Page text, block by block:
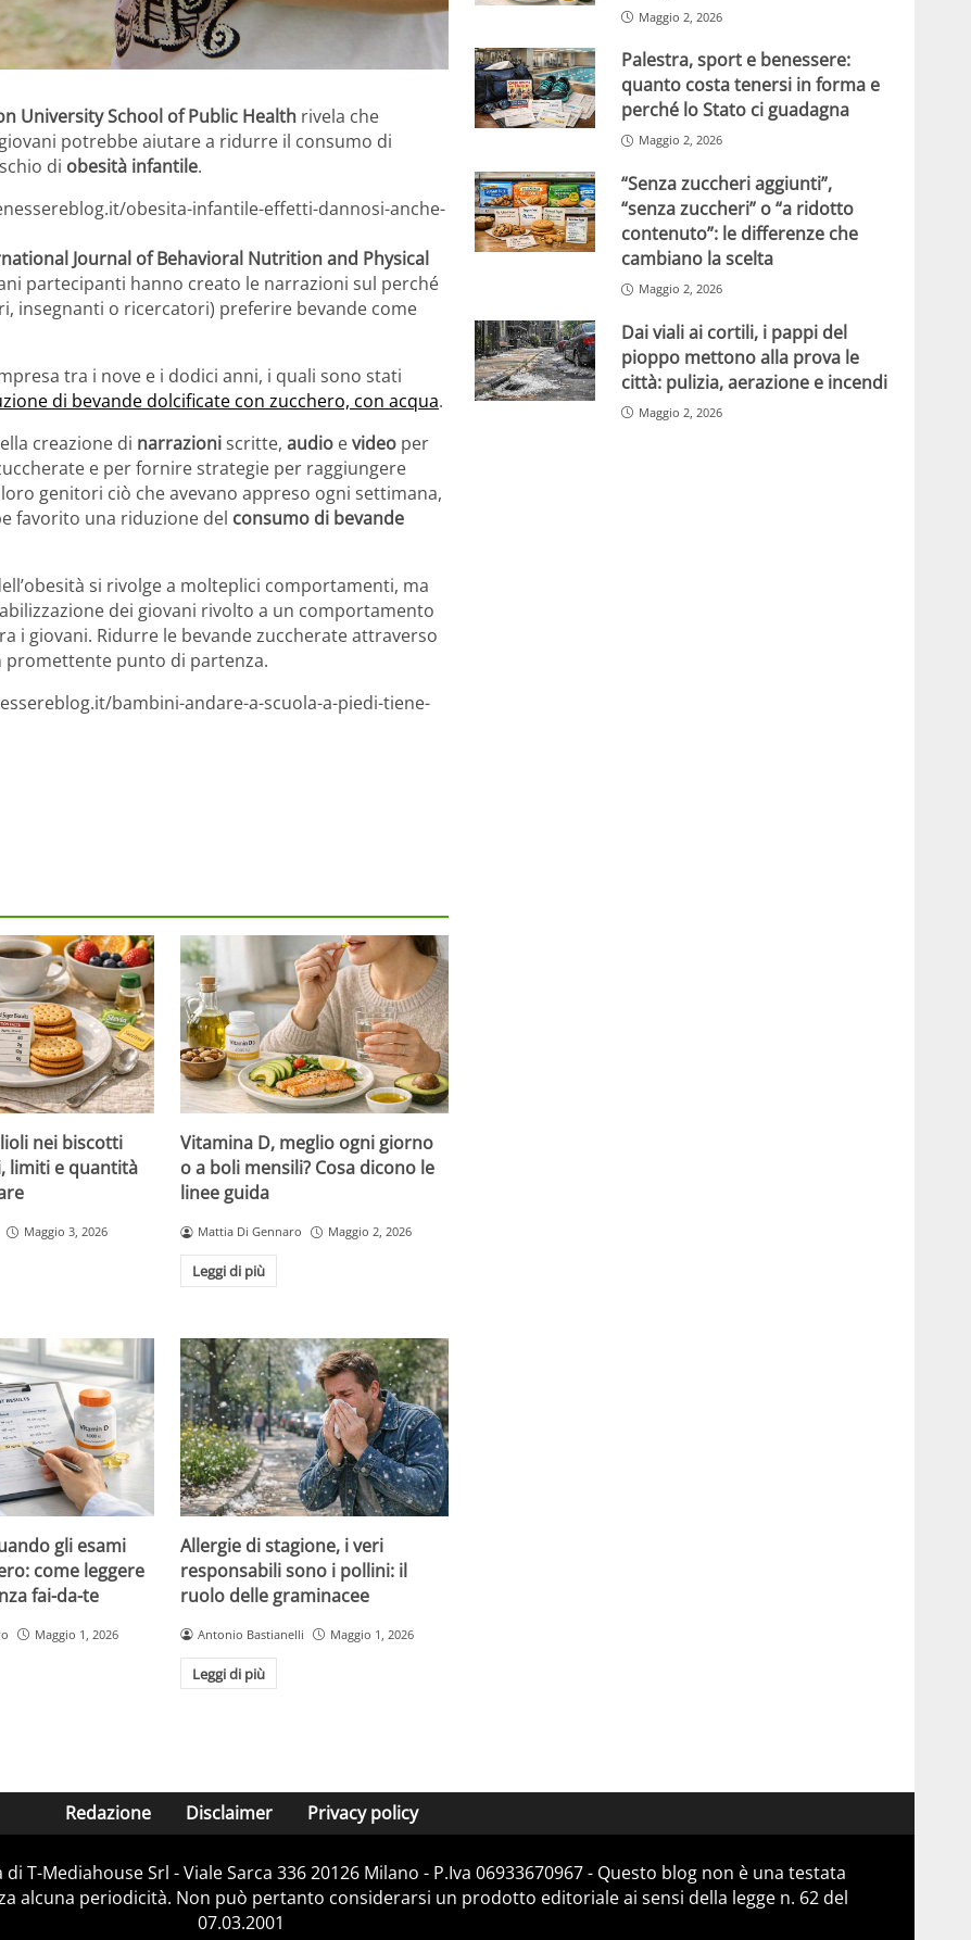
University School of Public Health rivela che
potrebbe aiutare a ridurre il consumo di
di obesità infantile.
obesita-infantile-effetti-dannosi-anche-
Journal of Behavioral Nutrition and Physical
partecipanti hanno creato le narrazioni sul perché
insegnanti o ricercatori) preferire bevande come
tra i nove e i dodici anni, i quali sono stati
di bevande dolcificate con zucchero, con acqua.
creazione di narrazioniscritte, audio evideo per
e per fornire strategie per raggiungere
genitori ciò che avevano appreso ogni settimana,
favorito una riduzione del consumo di bevande
si rivolge a molteplici comportamenti, ma
dei giovani rivolto a un comportamento
i giovani. Ridurre le bevande zuccherate attraverso
promettente punto di partenza.
bambini-andare-a-scuola-a-piedi-tiene-
nei biscotti
limiti e quantità
Maggio 3, 2026
Vitamina D, meglio ogni giorno
o a boli mensili? Cosa dicono le
linee guida
Mattia Di Gennaro Maggio 2, 2026
Leggi di più
gli esami
come leggere
fai-da-te
Maggio 1, 2026
Allergie di stagione, i veri
responsabili sono i pollini: il
ruolo delle graminacee
Antonio Bastianelli Maggio 1, 2026
Leggi di più
Maggio 2, 2026
Palestra, sport e benessere:
quanto costa tenersi in forma e
perché lo Stato ci guadagna
Maggio 2, 2026
“Senza zuccheri aggiunti”,
“senza zuccheri” o “a ridotto
contenuto”: le differenze che
cambiano la scelta
Maggio 2, 2026
Dai viali ai cortili, i pappi del
pioppo mettono alla prova le
città: pulizia, aerazione e incendi
Maggio 2, 2026
Redazione Disclaimer Privacy policy
T-Mediahouse Srl - Viale Sarca 336 20126 Milano - P.Iva 06933670967 - Questo blog non è una testata
alcuna periodicità. Non può pertanto considerarsi un prodotto editoriale ai sensi della legge n. 62 del
07.03.2001